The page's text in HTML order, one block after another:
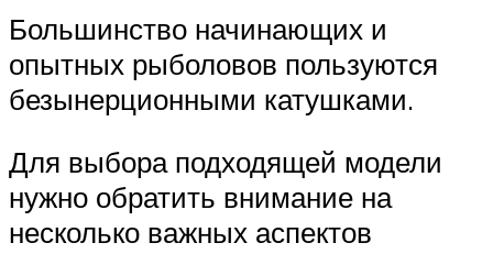
Большинство начинающих и
опытных рыболовов пользуются
безынерционными катушками.
Для выбора подходящей модели
нужно обратить внимание на
несколько важных аспектов